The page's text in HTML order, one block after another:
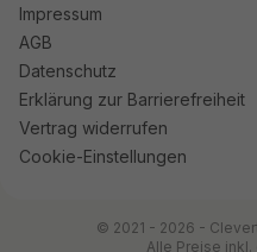
Impressum
AGB
Datenschutz
Erklärung zur Barrierefreiheit
Vertrag widerrufen
Cookie-Einstellungen
© 2021 - 2026 -
Alle Preise